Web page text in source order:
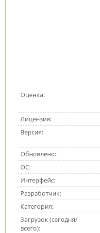
Оценка:
Лицензия:
Версия:
Обновлено:
ОС:
Интерфейс:
Разработчик:
Категория:
Загрузок (сегодня/
всего):